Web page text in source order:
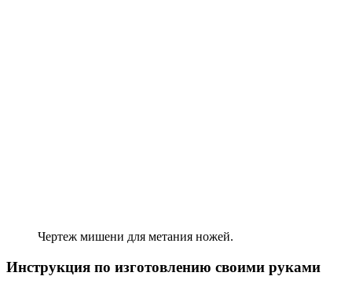
Чертеж мишени для метания ножей.
Инструкция по изготовлению своими руками